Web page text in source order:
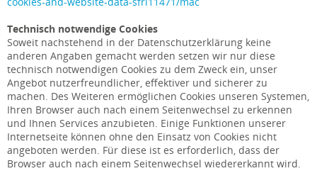
Technisch notwendige Cookies
Soweit nachstehend in der Datenschutzerklärung keine
anderen Angaben gemacht werden setzen wir nur diese
technisch notwendigen Cookies zu dem Zweck ein, unser
Angebot nutzerfreundlicher, effektiver und sicherer zu
machen. Des Weiteren ermöglichen Cookies unseren Systemen,
Ihren Browser auch nach einem Seitenwechsel zu erkennen
und Ihnen Services anzubieten. Einige Funktionen unserer
Internetseite können ohne den Einsatz von Cookies nicht
angeboten werden. Für diese ist es erforderlich, dass der
Browser auch nach einem Seitenwechsel wiedererkannt wird.